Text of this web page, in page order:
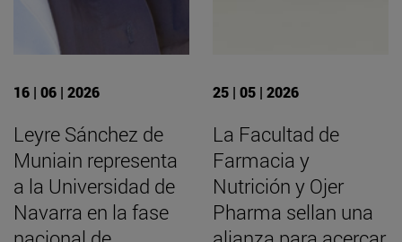
16 | 06 | 2026
Leyre Sánchez de
Muniain representa
a la Universidad de
Navarra en la fase
25 | 05 | 2026
La Facultad de
Farmacia y
Nutrición y Ojer
Pharma sellan una